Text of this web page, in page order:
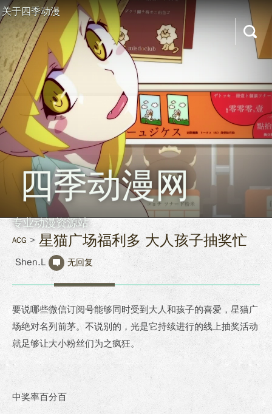
关于四季动漫
四季动漫网
专业动漫资源站
ACG 星猫广场福利多 大人孩子抽奖忙
Shen.L 无回复
要说哪些微信订阅号能够同时受到大人和孩子的喜爱，星猫广
场绝对名列前茅。不说别的，光是它持续进行的线上抽奖活动
就足够让大小粉丝们为之疯狂。
中奖率百分百